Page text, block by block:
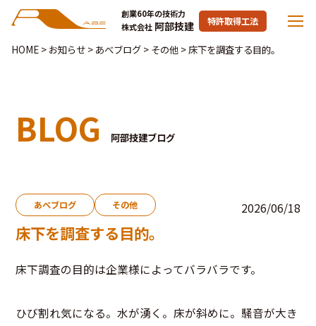
創業60年の技術力
株式会社 阿部技建 特許取得工法
HOME> お知らせ> あべブログ> その他>床下を調査する目的。
BLOG 阿部技建ブログ
あべブログ その他 2026/06/18
床下を調査する目的。
床下調査の目的は企業様によってバラバラです。
ひび割れ気になる。水が湧く。床が斜めに。騒音が大き